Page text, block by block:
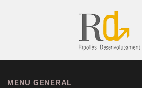
MENU GENERAL